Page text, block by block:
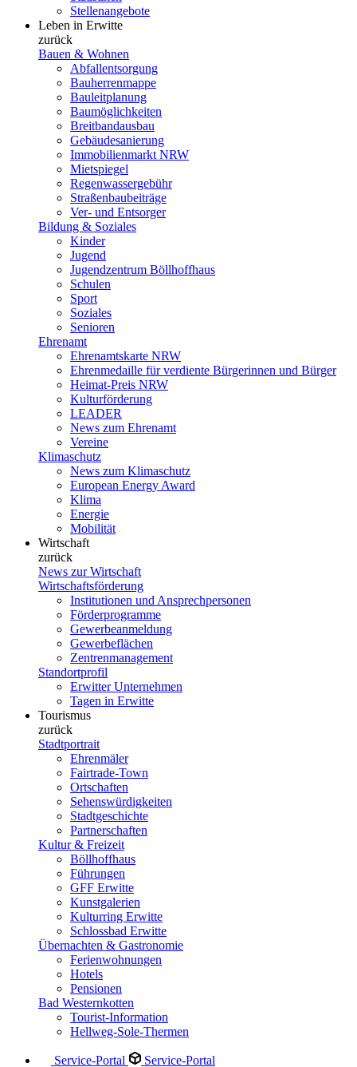
Stellenangebote
Leben in Erwitte
zurück
Bauen & Wohnen
Abfallentsorgung
Bauherrenmappe
Bauleitplanung
Baumöglichkeiten
Breitbandausbau
Gebäudesanierung
Immobilienmarkt NRW
Mietspiegel
Regenwassergebühr
Straßenbaubeiträge
Ver- und Entsorger
Bildung & Soziales
Kinder
Jugend
Jugendzentrum Böllhoffhaus
Schulen
Sport
Soziales
Senioren
Ehrenamt
Ehrenamtskarte NRW
Ehrenmedaille für verdiente Bürgerinnen und Bürger
Heimat-Preis NRW
Kulturförderung
LEADER
News zum Ehrenamt
Vereine
Klimaschutz
News zum Klimaschutz
European Energy Award
Klima
Energie
Mobilität
Wirtschaft
zurück
News zur Wirtschaft
Wirtschaftsförderung
Institutionen und Ansprechpersonen
Förderprogramme
Gewerbeanmeldung
Gewerbeflächen
Zentrenmanagement
Standortprofil
Erwitter Unternehmen
Tagen in Erwitte
Tourismus
zurück
Stadtportrait
Ehrenmäler
Fairtrade-Town
Ortschaften
Sehenswürdigkeiten
Stadtgeschichte
Partnerschaften
Kultur & Freizeit
Böllhoffhaus
Führungen
GFF Erwitte
Kunstgalerien
Kulturring Erwitte
Schlossbad Erwitte
Übernachten & Gastronomie
Ferienwohnungen
Hotels
Pensionen
Bad Westernkotten
Tourist-Information
Hellweg-Sole-Thermen
Service-Portal Service-Portal